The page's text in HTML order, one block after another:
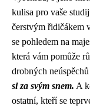
kulisa pro vaše
čerstvým řidičákem
se pohledem na
která vám pomůže
drobných
si za svým snem. A
ostatní, kteří se